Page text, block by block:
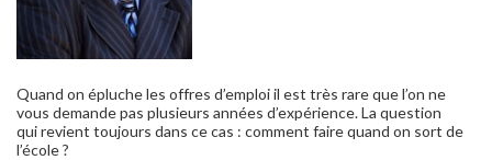
Quand on épluche les offres d’emploi il est très rare que l’on ne
vous demande pas plusieurs années d’expérience. La question
qui revient toujours dans ce cas : comment faire quand on sort de
l’école ?